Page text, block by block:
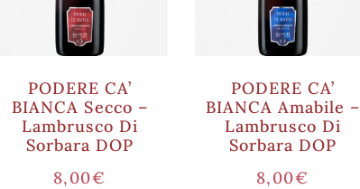
PODERE CA’
BIANCA Secco –
Lambrusco Di
Sorbara DOP
8,00€
PODERE CA’
BIANCA Amabile –
Lambrusco Di
Sorbara DOP
8,00€